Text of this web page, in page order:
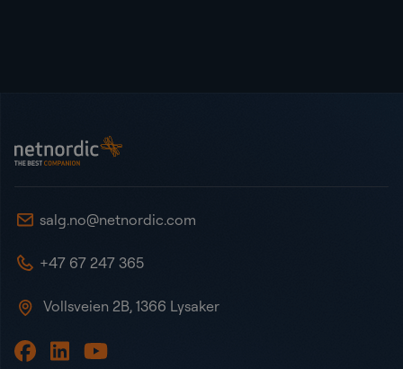
NetNordic Norway
salg.no@netnordic.com
+47 67 247 365
Vollsveien 2B, 1366 Lysaker